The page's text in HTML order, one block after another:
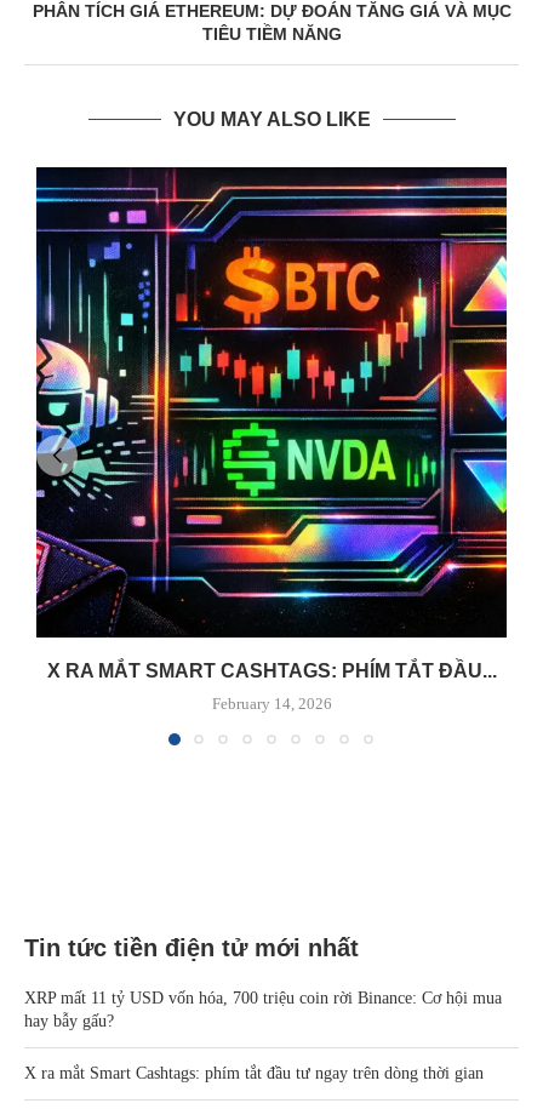
PHÂN TÍCH GIÁ ETHEREUM: DỰ ĐOÁN TĂNG GIÁ VÀ MỤC
TIÊU TIỀM NĂNG
YOU MAY ALSO LIKE
X RA MẮT SMART CASHTAGS: PHÍM TẮT ĐẦU...
February 14, 2026
Tin tức tiền điện tử mới nhất
XRP mất 11 tỷ USD vốn hóa, 700 triệu coin rời Binance: Cơ hội mua
hay bẫy gấu?
X ra mắt Smart Cashtags: phím tắt đầu tư ngay trên dòng thời gian